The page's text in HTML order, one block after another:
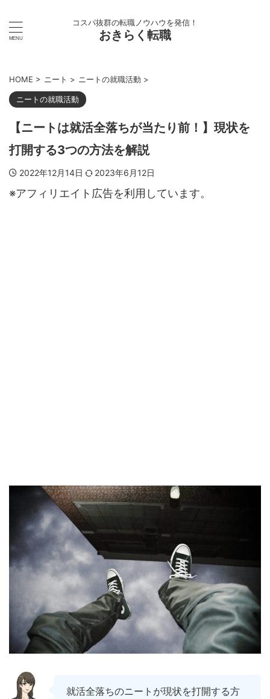
コスパ抜群の転職ノウハウを発信！
おきらく転職
HOME > ニート > ニートの就職活動 >
ニートの就職活動
【ニートは就活全落ちが当たり前！】現状を
打開する3つの方法を解説
2022年12月14日 2023年6月12日
※アフィリエイト広告を利用しています。
就活全落ちのニートが現状を打開する方